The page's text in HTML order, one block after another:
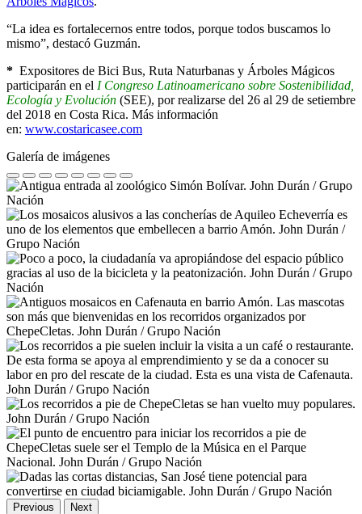
“La idea es fortalecernos entre todos, porque todos buscamos lo
mismo”, destacó Guzmán.
* Expositores de Bici Bus, Ruta Naturbanas y Árboles Mágicos
participarán en el I Congreso Latinoamericano sobre Sostenibilidad,
Ecología y Evolución (SEE), por realizarse del 26 al 29 de setiembre
del 2018 en Costa Rica. Más información
en: www.costaricasee.com
Galería de imágenes
Previous Next